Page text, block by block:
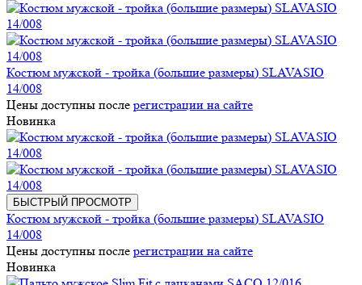
Костюм мужской - тройка (большие размеры) SLAVASIO
14/008
Цены доступны после регистрации на сайте
Новинка
БЫСТРЫЙ ПРОСМОТР
Костюм мужской - тройка (большие размеры) SLAVASIO
14/008
Цены доступны после регистрации на сайте
Новинка